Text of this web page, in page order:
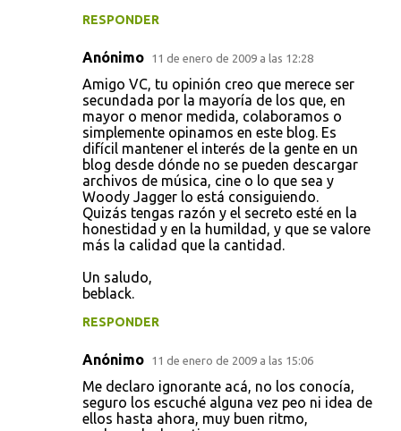
RESPONDER
Anónimo 11 de enero de 2009 a las 12:28
Amigo VC, tu opinión creo que merece ser
secundada por la mayoría de los que, en
mayor o menor medida, colaboramos o
simplemente opinamos en este blog. Es
difícil mantener el interés de la gente en un
blog desde dónde no se pueden descargar
archivos de música, cine o lo que sea y
Woody Jagger lo está consiguiendo.
Quizás tengas razón y el secreto esté en la
honestidad y en la humildad, y que se valore
más la calidad que la cantidad.
Un saludo,
beblack.
RESPONDER
Anónimo 11 de enero de 2009 a las 15:06
Me declaro ignorante acá, no los conocía,
seguro los escuché alguna vez peo ni idea de
ellos hasta ahora, muy buen ritmo,